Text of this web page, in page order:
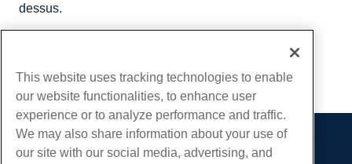
dessus.
Copie URL
Des produits
This website uses tracking technologies to enable
our website functionalities, to enhance user
experience or to analyze performance and traffic.
We may also share information about your use of
our site with our social media, advertising, and